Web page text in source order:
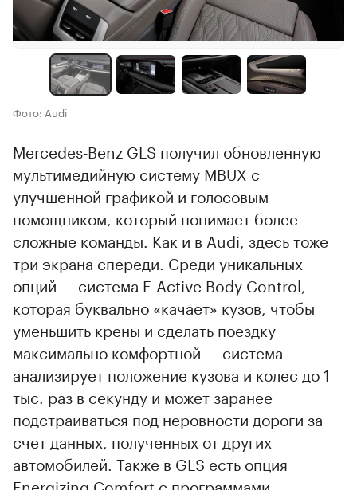
Фото: Audi
Mercedes‑Benz GLS получил обновленную
мультимедийную систему MBUX с
улучшенной графикой и голосовым
помощником, который понимает более
сложные команды. Как и в Audi, здесь тоже
три экрана спереди. Среди уникальных
опций — система E-Active Body Control,
которая буквально «качает» кузов, чтобы
уменьшить крены и сделать поездку
максимально комфортной — система
анализирует положение кузова и колес до 1
тыс. раз в секунду и может заранее
подстраиваться под неровности дороги за
счет данных, полученных от других
автомобилей. Также в GLS есть опция
Energizing Comfort с программами